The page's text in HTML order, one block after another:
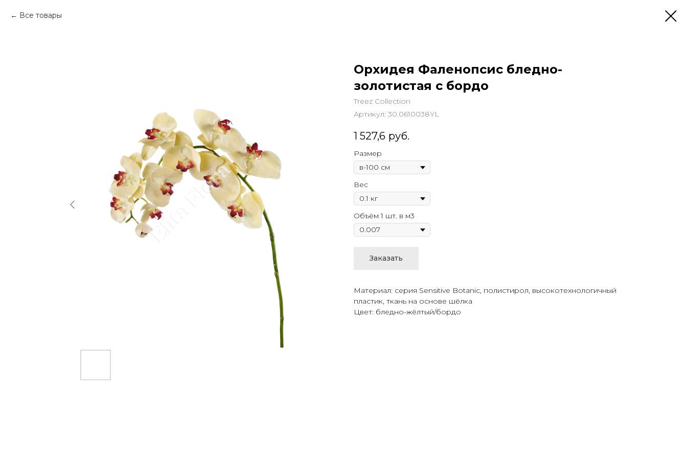
Все товары
Орхидея Фаленопсис бледно-
золотистая с бордо
Treez Collection
Артикул: 30.0610038YL
1 527,6 руб.
Размер
Вес
Объём 1 шт. в м3
Заказать
Материал: серия Sensitive Botanic, полистирол, высокотехнологичный
пластик, ткань на основе шёлка
Цвет: бледно-жёлтый/бордо